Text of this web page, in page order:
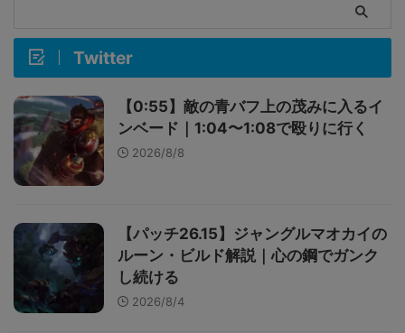
Twitter
【0:55】敵の青バフ上の茂みに入るイ
ンベード｜1:04〜1:08で殴りに行く
2026/8/8
【パッチ26.15】ジャングルマオカイの
ルーン・ビルド解説｜心の鋼でガンク
し続ける
2026/8/4